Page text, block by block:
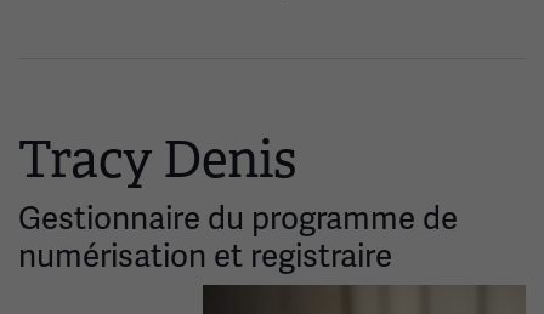
Tracy Denis
Gestionnaire du programme de
numérisation et registraire